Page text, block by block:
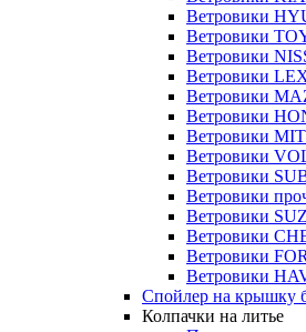
Ветровики
Ветровики
Ветровики
Ветровики
Ветровики
Ветровики
Ветровики
Ветровики
Ветровики
Ветровики
Ветровики
Ветровики
Ветровики
Ветровики
Спойлер на крышку
Колпачки на литье